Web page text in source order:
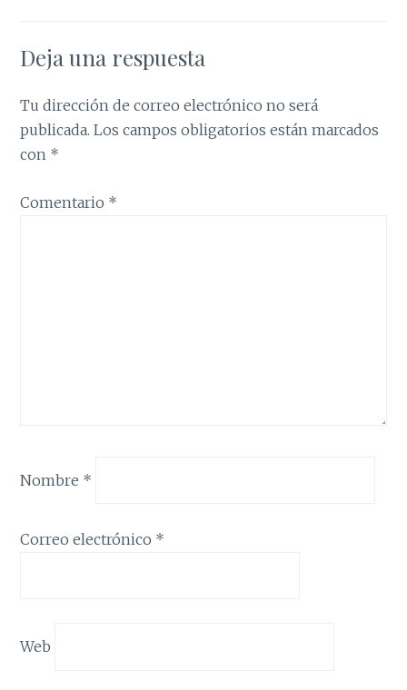
Deja una respuesta
Tu dirección de correo electrónico no será
publicada. Los campos obligatorios están marcados
con *
Comentario *
Nombre *
Correo electrónico *
Web